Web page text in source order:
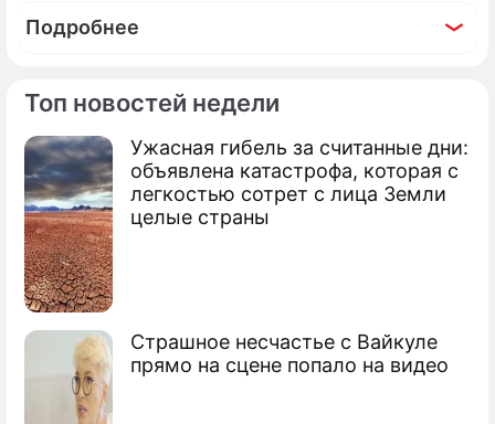
Топ новостей недели
Ужасная гибель за считанные дни:
объявлена катастрофа, которая с
легкостью сотрет с лица Земли
целые страны
Страшное несчастье с Вайкуле
прямо на сцене попало на видео
Подробнее
По теме
Лондон: как раскрыли воздушный
заговор
Террористы хотели затопить Нью-Йорк
Америка вынесла Муссауи приговор